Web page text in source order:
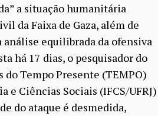
a situação humanitária
da Faixa de Gaza, além de
equilibrada da ofensiva
há 17 dias, o pesquisador do
do Tempo Presente (TEMPO)
e Ciências Sociais (IFCS/UFRJ)
do ataque é desmedida,